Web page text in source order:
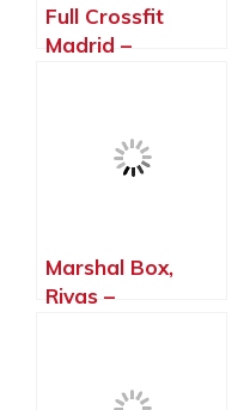
Full Crossfit
Madrid –
Marshal Box,
Rivas –